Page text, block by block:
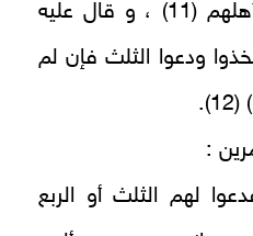
والآكلة : أرباب الثمار وأهلهم (11) ، و قال عليه
ودعوا الثلث فإن لم
:
لهم الثلث أو الربع